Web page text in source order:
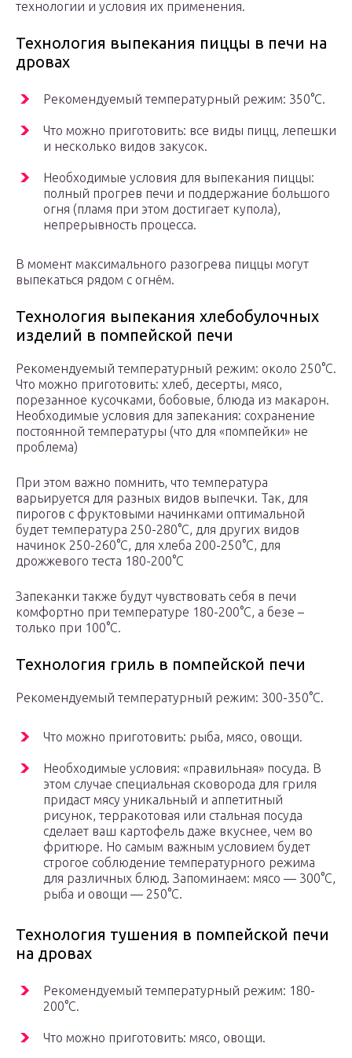
технологии и условия их применения.
Технология выпекания пиццы в печи на
дровах
Рекомендуемый температурный режим: 350°С.
Что можно приготовить: все виды пицц, лепешки
и несколько видов закусок.
Необходимые условия для выпекания пиццы:
полный прогрев печи и поддержание большого
огня (пламя при этом достигает купола),
непрерывность процесса.
В момент максимального разогрева пиццы могут
выпекаться рядом с огнём.
Технология выпекания хлебобулочных
изделий в помпейской печи
Рекомендуемый температурный режим: около 250°С.
Что можно приготовить: хлеб, десерты, мясо,
порезанное кусочками, бобовые, блюда из макарон.
Необходимые условия для запекания: сохранение
постоянной температуры (что для «помпейки» не
проблема)
При этом важно помнить, что температура
варьируется для разных видов выпечки. Так, для
пирогов с фруктовыми начинками оптимальной
будет температура 250-280°C, для других видов
начинок 250-260°C, для хлеба 200-250°C, для
дрожжевого теста 180-200°C
Запеканки также будут чувствовать себя в печи
комфортно при температуре 180-200°С, а безе –
только при 100°С.
Технология гриль в помпейской печи
Рекомендуемый температурный режим: 300-350°С.
Что можно приготовить: рыба, мясо, овощи.
Необходимые условия: «правильная» посуда. В
этом случае специальная сковорода для гриля
придаст мясу уникальный и аппетитный
рисунок, терракотовая или стальная посуда
сделает ваш картофель даже вкуснее, чем во
фритюре. Но самым важным условием будет
строгое соблюдение температурного режима
для различных блюд. Запоминаем: мясо — 300°С,
рыба и овощи — 250°С.
Технология тушения в помпейской печи
на дровах
Рекомендуемый температурный режим: 180-
200°С.
Что можно приготовить: мясо, овощи.